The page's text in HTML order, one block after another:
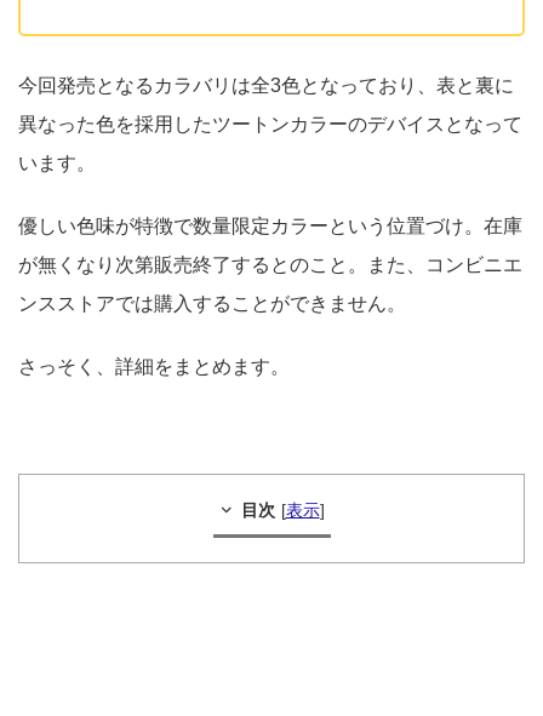
今回発売となるカラバリは全3色となっており、表と裏に
異なった色を採用したツートンカラーのデバイスとなって
います。
優しい色味が特徴で数量限定カラーという位置づけ。在庫
が無くなり次第販売終了するとのこと。また、コンビニエ
ンスストアでは購入することができません。
さっそく、詳細をまとめます。
目次 [表示]